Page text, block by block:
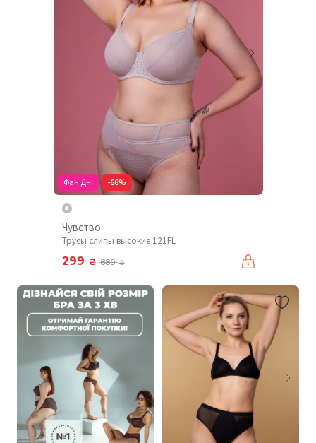
Фан Дні -66%
Чувство
Трусы слипы высокие 121FL
299 ₴ 889₴